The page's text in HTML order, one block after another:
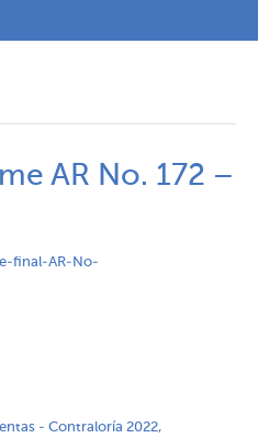
AR No. 172 –
final-AR-No-
- Contraloría 2022,